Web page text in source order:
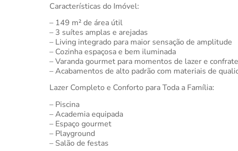
Características do Imóvel:
– 149 m² de área útil
– 3 suítes amplas e arejadas
– Living integrado para maior sensação de amplitude
– Cozinha espaçosa e bem iluminada
– Varanda gourmet para momentos de lazer e
– Acabamentos de alto padrão com materiais de
Lazer Completo e Conforto para Toda a Família:
– Piscina
– Academia equipada
– Espaço gourmet
– Playground
– Salão de festas